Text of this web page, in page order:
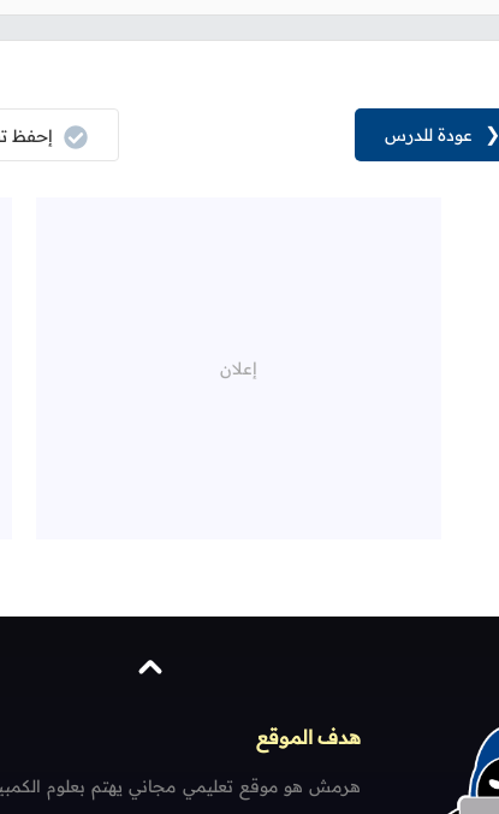
إحفظ ❮ عودة للدرس
هدف الموقع
هرمش هو موقع تعليمي مجاني يهتم بعلوم